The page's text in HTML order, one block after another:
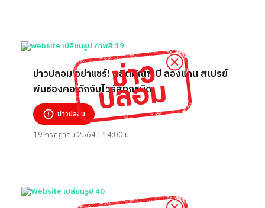
ข่าวปลอม อย่าแชร์! ผลิตภัณฑ์ บี ลองแกน สเปรย์
พ่นช่องคอ ดักจับไวรัสทุกชนิด
ข่าวปลอม
19 กรกฎาคม 2564 | 14:00 น.